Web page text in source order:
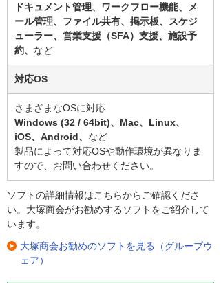
ドキュメント管理、ワークフロー機能、メ
ール管理、ファイル共有、掲示板、スケジ
ューラー、営業支援（SFA）支援、施設予
約、 など
対応OS
さまざまなOSに対応
Windows (32 / 64bit)、Mac、Linux、
iOS、Android、 など
製品によって対応OSや動作環境が異なりま
すので、お問い合わせください。
ソフトの詳細情報はこちらからご確認くださ
い。大塚商会がお勧めするソフトをご紹介して
います。
大塚商会お勧めのソフトを見る（グループウ
ェア）